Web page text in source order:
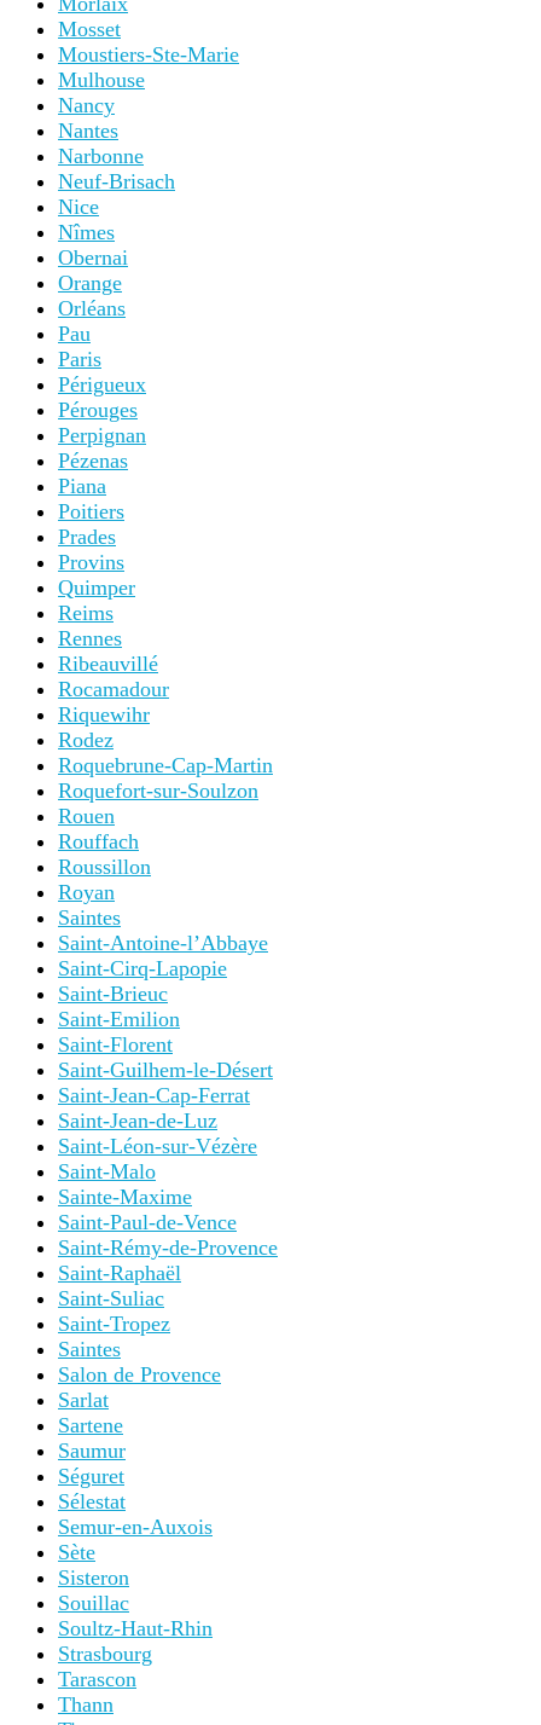
Mosset
Moustiers-Ste-Marie
Mulhouse
Nancy
Nantes
Narbonne
Neuf-Brisach
Nice
Nîmes
Obernai
Orange
Orléans
Pau
Paris
Périgueux
Pérouges
Perpignan
Pézenas
Piana
Poitiers
Prades
Provins
Quimper
Reims
Rennes
Ribeauvillé
Rocamadour
Riquewihr
Rodez
Roquebrune-Cap-Martin
Roquefort-sur-Soulzon
Rouen
Rouffach
Roussillon
Royan
Saintes
Saint-Antoine-l’Abbaye
Saint-Cirq-Lapopie
Saint-Brieuc
Saint-Emilion
Saint-Florent
Saint-Guilhem-le-Désert
Saint-Jean-Cap-Ferrat
Saint-Jean-de-Luz
Saint-Léon-sur-Vézère
Saint-Malo
Sainte-Maxime
Saint-Paul-de-Vence
Saint-Rémy-de-Provence
Saint-Raphaël
Saint-Suliac
Saint-Tropez
Saintes
Salon de Provence
Sarlat
Sartene
Saumur
Séguret
Sélestat
Semur-en-Auxois
Sète
Sisteron
Souillac
Soultz-Haut-Rhin
Strasbourg
Tarascon
Thann